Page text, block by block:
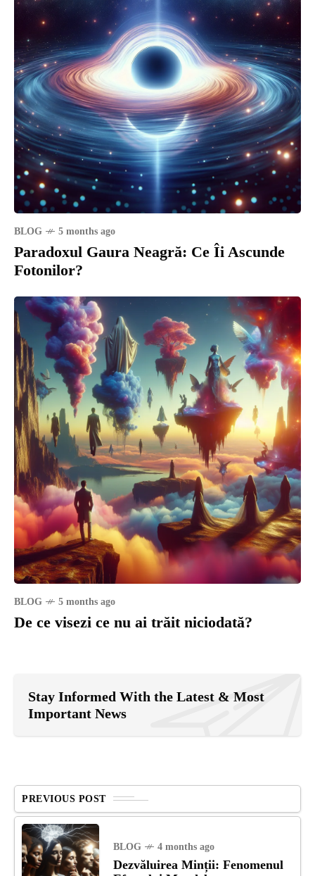
BLOG 5 months ago
Paradoxul Gaura Neagră: Ce Îi Ascunde
Fotonilor?
BLOG 5 months ago
De ce visezi ce nu ai trăit niciodată?
Stay Informed With the Latest & Most
Important News
PREVIOUS POST
BLOG 4 months ago
Dezvăluirea Minții: Fenomenul